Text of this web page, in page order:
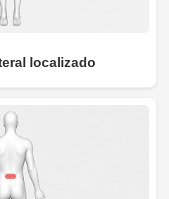
localizado